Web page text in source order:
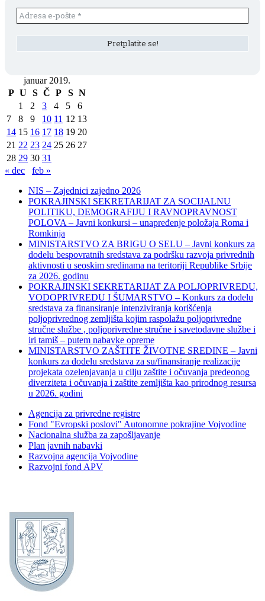
januar 2019.
P U S Č P S N
1
2 3 4 5
6
7
8 9 10 11 12 13
14 15 16 17 18 19 20
21 22 23 24 25 26 27
28 29 30 31
« dec
feb »
NIS – Zajednici zajedno 2026
POKRAJINSKI SEKRETARIJAT ZA SOCIJALNU
POLITIKU, DEMOGRAFIJU I RAVNOPRAVNOST
POLOVA – Javni konkursi – unapređenje položaja Roma i
Romkinja
MINISTARSTVO ZA BRIGU O SELU – Javni konkurs za
dodelu bespovratnih sredstava za podršku razvoja privrednih
aktivnosti u seoskim sredinama na teritoriji Republike Srbije
za 2026. godinu
POKRAJINSKI SEKRETARIJAT ZA POLJOPRIVREDU,
VODOPRIVREDU I ŠUMARSTVO – Konkurs za dodelu
sredstava za finansiranje intenziviranja korišćenja
poljoprivrednog zemljišta kojim raspolažu poljoprivredne
stručne službe , poljoprivredne stručne i savetodavne službe i
iri tamiš ‒ putem nabavke opreme
MINISTARSTVO ZAŠTITE ŽIVOTNE SREDINE – Javni
konkurs za dodelu sredstava za su/finansiranje realizacije
projekata ozelenjavanja u cilju zaštite i očuvanja predeonog
diverziteta i očuvanja i zaštite zemljišta kao prirodnog resursa
u 2026. godini
Agencija za privredne registre
Fond "Evropski poslovi" Autonomne pokrajine Vojvodine
Nacionalna služba za zapošljavanje
Plan javnih nabavki
Razvojna agencija Vojvodine
Razvojni fond APV